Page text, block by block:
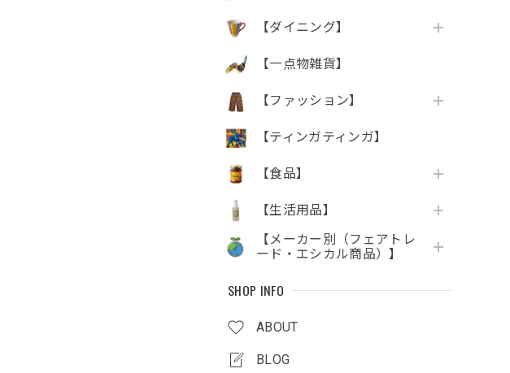
【ダイニング】
【一点物雑貨】
【ファッション】
【ティンガティンガ】
【食品】
【生活用品】
【メーカー別（フェアトレ
ード・エシカル商品）】
SHOP INFO
ABOUT
BLOG